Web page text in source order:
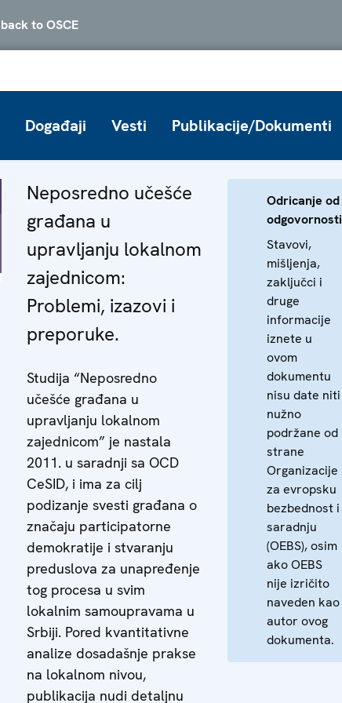
back to OSCE
Događaji Vesti Publikacije/Dokumenti
Neposredno učešće
građana u
upravljanju lokalnom
zajednicom:
Problemi, izazovi i
preporuke.
Studija “Neposredno
učešće građana u
upravljanju lokalnom
zajednicom” je nastala
2011. u saradnji sa OCD
CeSID, i ima za cilj
podizanje svesti građana o
značaju participatorne
demokratije i stvaranju
preduslova za unapređenje
tog procesa u svim
lokalnim samoupravama u
Srbiji. Pored kvantitativne
analize dosadašnje prakse
na lokalnom nivou,
publikacija nudi detaljnu
Odricanje od
odgovornosti
Stavovi,
mišljenja,
zaključci i
druge
informacije
iznete u
ovom
dokumentu
nisu date niti
nužno
podržane od
strane
Organizacije
za evropsku
bezbednost i
saradnju
(OEBS), osim
ako OEBS
nije izričito
naveden kao
autor ovog
dokumenta.